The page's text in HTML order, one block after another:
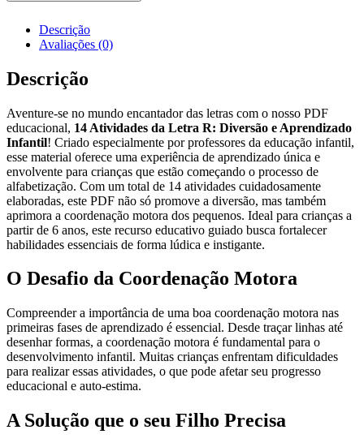
Descrição
Avaliações (0)
Descrição
Aventure-se no mundo encantador das letras com o nosso PDF
educacional, 14 Atividades da Letra R: Diversão e Aprendizado
Infantil! Criado especialmente por professores da educação infantil,
esse material oferece uma experiência de aprendizado única e
envolvente para crianças que estão começando o processo de
alfabetização. Com um total de 14 atividades cuidadosamente
elaboradas, este PDF não só promove a diversão, mas também
aprimora a coordenação motora dos pequenos. Ideal para crianças a
partir de 6 anos, este recurso educativo guiado busca fortalecer
habilidades essenciais de forma lúdica e instigante.
O Desafio da Coordenação Motora
Compreender a importância de uma boa coordenação motora nas
primeiras fases de aprendizado é essencial. Desde traçar linhas até
desenhar formas, a coordenação motora é fundamental para o
desenvolvimento infantil. Muitas crianças enfrentam dificuldades
para realizar essas atividades, o que pode afetar seu progresso
educacional e auto-estima.
A Solução que o seu Filho Precisa